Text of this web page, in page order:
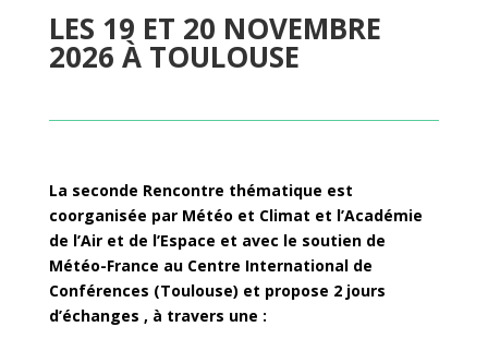
LES 19 ET 20 NOVEMBRE
2026 À TOULOUSE
La seconde Rencontre thématique est
coorganisée par Météo et Climat et l’Académie
de l’Air et de l’Espace et avec le soutien de
Météo-France au Centre International de
Conférences (Toulouse) et propose 2 jours
d’échanges , à travers une :